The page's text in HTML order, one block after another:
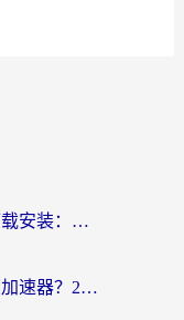
海外崩坏：星穹铁道加速器下载安装：一份给游子的终极网络指南
境外玩航海王热血航线用什么加速器？2026海外玩家实测最优方案（附欧洲问道堡垒前线加速技巧）